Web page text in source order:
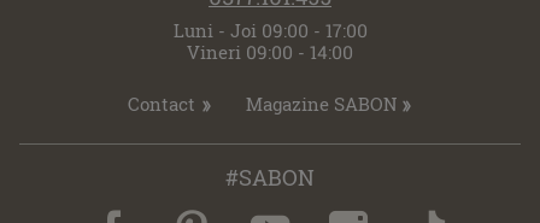
Luni - Joi 09:00 - 17:00
Vineri 09:00 - 14:00
Contact Magazine SABON
#SABON